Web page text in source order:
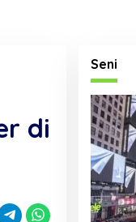
di
Seni